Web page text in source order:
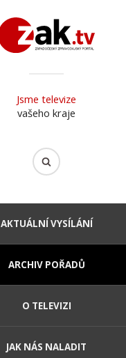
Jsme televize
vašeho kraje
AKTUÁLNÍ VYSÍLÁNÍ
ARCHIV POŘADŮ
O TELEVIZI
JAK NÁS NALADIT